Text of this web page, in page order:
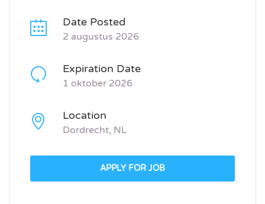
Date Posted
2 augustus 2026
Expiration Date
1 oktober 2026
Location
Dordrecht, NL
APPLY FOR JOB